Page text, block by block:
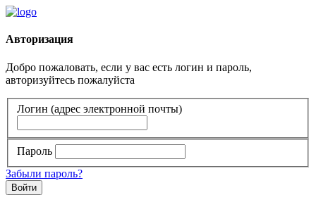
Авторизация
Добро пожаловать, если у вас есть логин и пароль,
авторизуйтесь пожалуйста
Логин (адрес электронной почты)
Пароль
Забыли пароль?
Войти